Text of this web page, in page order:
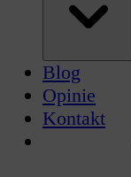
Blog
Opinie
Kontakt